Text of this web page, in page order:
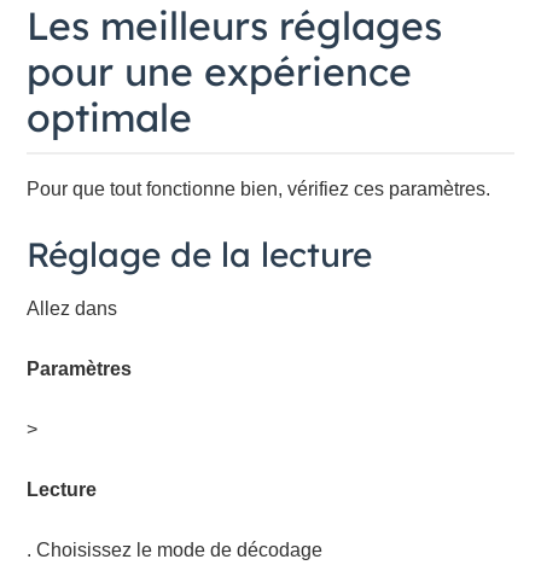
Les meilleurs réglages
pour une expérience
optimale
Pour que tout fonctionne bien, vérifiez ces paramètres.
Réglage de la lecture
Allez dans
Paramètres
>
Lecture
. Choisissez le mode de décodage